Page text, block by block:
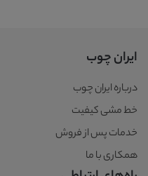
ایران چوب
درباره ایران چوب
خط مشی کیفیت
خدمات پس از فروش
همکاری با ما